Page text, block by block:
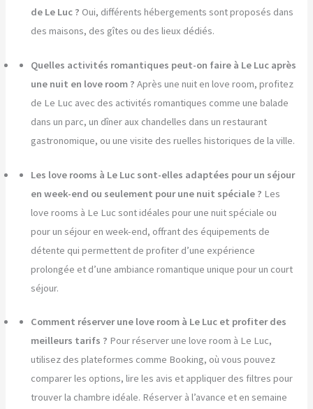
de Le Luc ? Oui, différents hébergements sont proposés dans
des maisons, des gîtes ou des lieux dédiés.
Quelles activités romantiques peut-on faire à Le Luc après
une nuit en love room ? Après une nuit en love room, profitez
de Le Luc avec des activités romantiques comme une balade
dans un parc, un dîner aux chandelles dans un restaurant
gastronomique, ou une visite des ruelles historiques de la ville.
Les love rooms à Le Luc sont-elles adaptées pour un séjour
en week-end ou seulement pour une nuit spéciale ? Les
love rooms à Le Luc sont idéales pour une nuit spéciale ou
pour un séjour en week-end, offrant des équipements de
détente qui permettent de profiter d’une expérience
prolongée et d’une ambiance romantique unique pour un court
séjour.
Comment réserver une love room à Le Luc et profiter des
meilleurs tarifs ? Pour réserver une love room à Le Luc,
utilisez des plateformes comme Booking, où vous pouvez
comparer les options, lire les avis et appliquer des filtres pour
trouver la chambre idéale. Réserver à l’avance et en semaine